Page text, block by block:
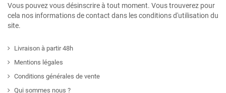
Vous pouvez vous désinscrire à tout moment. Vous trouverez pour
cela nos informations de contact dans les conditions d'utilisation du
site.
Livraison à partir 48h
Mentions légales
Conditions générales de vente
Qui sommes nous ?